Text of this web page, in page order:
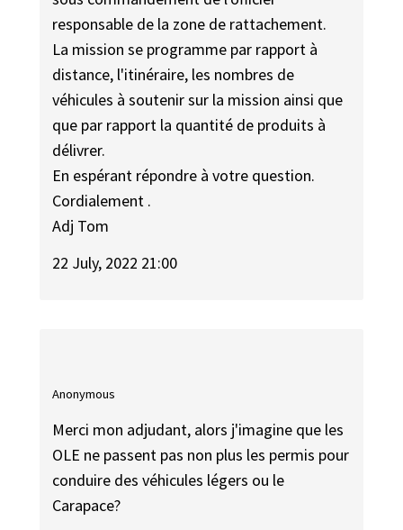
responsable de la zone de rattachement.
La mission se programme par rapport à
distance, l'itinéraire, les nombres de
véhicules à soutenir sur la mission ainsi que
que par rapport la quantité de produits à
délivrer.
En espérant répondre à votre question.
Cordialement .
Adj Tom
22 July, 2022 21:00
Anonymous
Merci mon adjudant, alors j'imagine que les
OLE ne passent pas non plus les permis pour
conduire des véhicules légers ou le
Carapace?